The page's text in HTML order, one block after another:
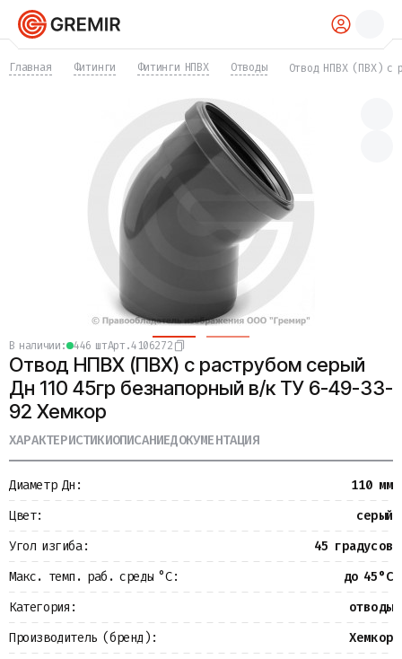
Переходы
Компенсаторы
Фасонные части
Крепеж
Прокладки и уплотнения
Теплоизоляция
Металлопрокат
Измерительные приборы
Баки
Водомерные узлы
Главная Фитинги Фитинги НПВХ Отводы Отвод НПВХ (ПВХ) с
в наличии: 446 штАрт.4106272
Отвод НПВХ (ПВХ) с раструбом серый
Дн 110 45гр безнапорный в/к ТУ 6-49-33-
92 Хемкор
ХАРАКТЕРИСТИКИОПИСАНИЕДОКУМЕНТАЦИЯ
Диаметр Дн:
110 мм
Цвет:
серый
Угол изгиба:
45 градусов
Макс. темп. раб. среды °С:
до 45°С
Категория:
отводы
Производитель (бренд):
Хемкор